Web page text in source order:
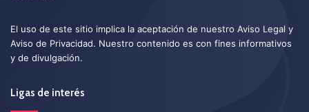
El uso de este sitio implica la aceptación de nuestro Aviso Legal y
Aviso de Privacidad. Nuestro contenido es con fines informativos
y de divulgación.
Ligas de interés